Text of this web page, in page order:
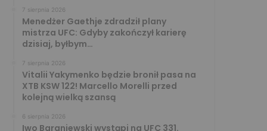
7 sierpnia 2026
Menedżer Gaethje zdradził plany
mistrza UFC: Gdyby zakończył karierę
dzisiaj, byłbym…
7 sierpnia 2026
Vitalii Yakymenko będzie bronił pasa na
XTB KSW 122! Marcello Morelli przed
kolejną wielką szansą
6 sierpnia 2026
Iwo Baraniewski wystąpi na UFC 331.